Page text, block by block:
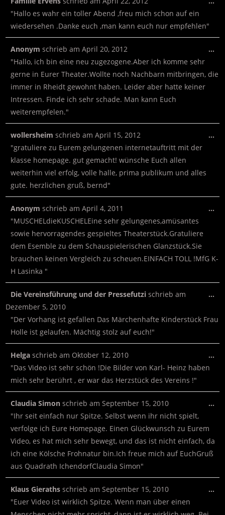
"Hallo es wahr ein toller Abend ,freu mich schon auf ein
wiedersehen .Danke euch ,man kann euch nur empfehlen"
Anonym schrieb am April 20, 2012
"Hallo, ich bin eine neu zugezogene.Aber ich komme sehr
gerne in Eurer Theater.Wollte noch Nachbarn mitbringen, die
immer in Rheidt gewohnt haben. Leider aber hatte keiner
Intressen. Finde ich sehr schade. Man kann Euch
weiterempfelen."
…
wollersheim schrieb am April 15, 2012
"gratuliere zu Eurem gelungenen internetauftritt mit der
klasse homepage. gut gemacht! wünsche Euch allen
weiterhin viel erfolg, volle halle, prima publikum und alles
gute. herzlichen gruß, bernd"
…
Anonym schrieb am April 4, 2011
"MUSCHELdieKUSCHELEine sehr gelungenes,amüsantes
sowie hervorragendes gespieltes Theaterstück.Gratuliere
dem Esemble zu dem Schauspielerischen Glanzstück.Sie
brauchen keinen Vergleich zu scheuen.EINFACH TOLL !MfG K-
H Lasinka "
…
Die Vereinsführung und der Pressefutzi schrieb am
Dezember 5, 2010
"Der Vorhang ist gefallen Das Märchenhafte Kinderstück Frau
Holle ist gelaufen. Mächtig stolz auf euch!"
…
Helga schrieb am Oktober 12, 2010
"Das Video ist sehr schön !Die Bilder von Karl- Heinz haben
mich sehr berührt , er war das Herzstück des Vereins !"
…
Claudia Simon schrieb am September 15, 2010
"Ihr seit einfach nur Spitze. Selbst wenn ihr nicht spielt,
verfolge ich Eure Homepage. Einen Glückwunsch zu Eurem
Video, es hat mich sehr bewegt, und das ist nicht einfach, da
ich eine Kölsche Frohnatur bin.Ich freue mich auf EuchGruß
aus Quadrath IchendorfClaudia Simon"
…
Klaus Gieraths schrieb am September 15, 2010
"Euer Video ist wirklich Spitze. Wenn man über einen
…